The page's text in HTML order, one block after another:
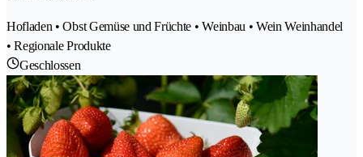
Hofladen • Obst Gemüse und Früchte • Weinbau • Wein Weinhandel
• Regionale Produkte
Geschlossen